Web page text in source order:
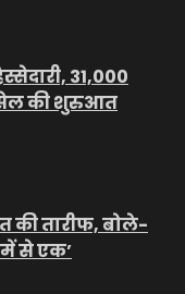
31,000
सेल की शुरुआत
की तारीफ, बोले-
में से एक’